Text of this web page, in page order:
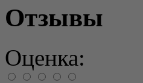
Отзывы
Оценка: